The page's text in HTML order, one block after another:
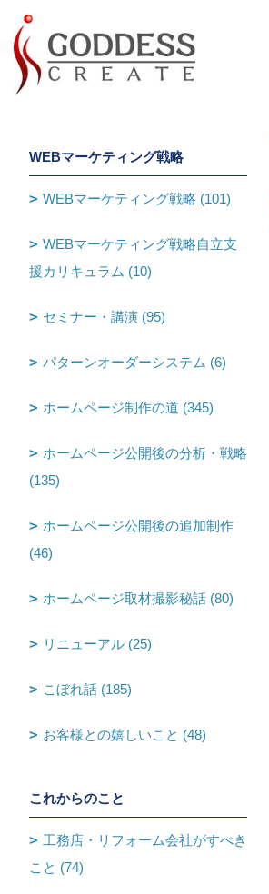
WEBマーケティング戦略
WEBマーケティング戦略 (101)
WEBマーケティング戦略自立支
援カリキュラム (10)
セミナー・講演 (95)
パターンオーダーシステム (6)
ホームページ制作の道 (345)
ホームページ公開後の分析・戦略
(135)
ホームページ公開後の追加制作
(46)
ホームページ取材撮影秘話 (80)
リニューアル (25)
こぼれ話 (185)
お客様との嬉しいこと (48)
これからのこと
工務店・リフォーム会社がすべき
こと (74)